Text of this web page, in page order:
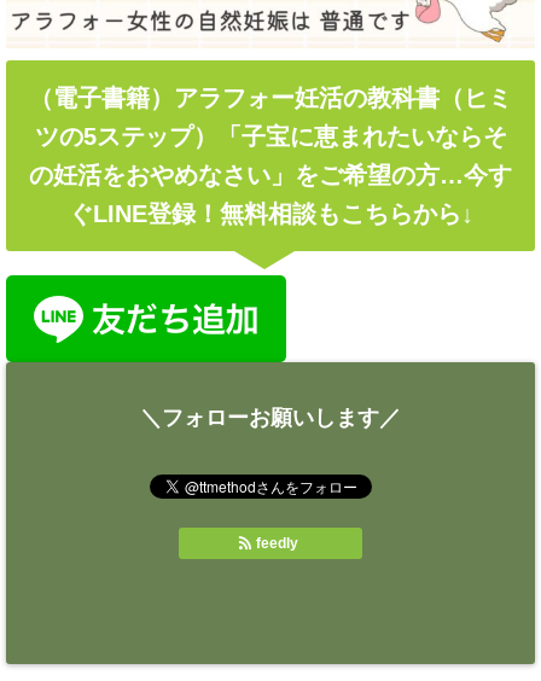
（電子書籍）アラフォー妊活の教科書（ヒミ
ツの5ステップ）「子宝に恵まれたいならそ
の妊活をおやめなさい」をご希望の方…今す
ぐLINE登録！無料相談もこちらから↓
＼フォローお願いします／
feedly